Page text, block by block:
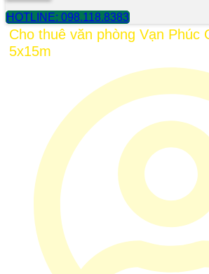
HOTLINE: 098.118.8383
Cho thuê văn phòng Vạn Phúc
5x15m